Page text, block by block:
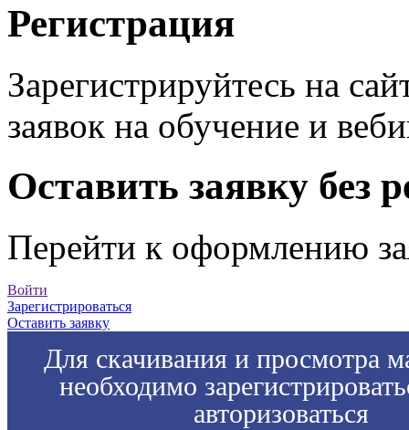
Регистрация
Зарегистрируйтесь на
заявок на обучение и
Оставить заявку без
Перейти к оформлению
Войти
Зарегистрироваться
Оставить заявку
Для скачивания и просмотра
необходимо
авторизоваться